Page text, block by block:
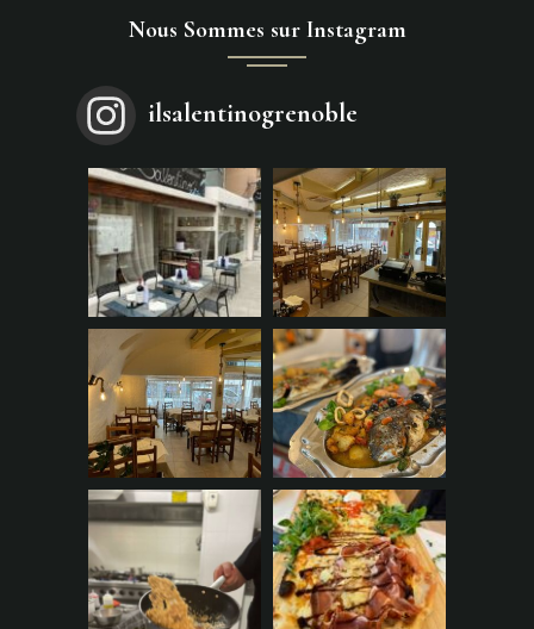
Nous Sommes sur Instagram
ilsalentinogrenoble